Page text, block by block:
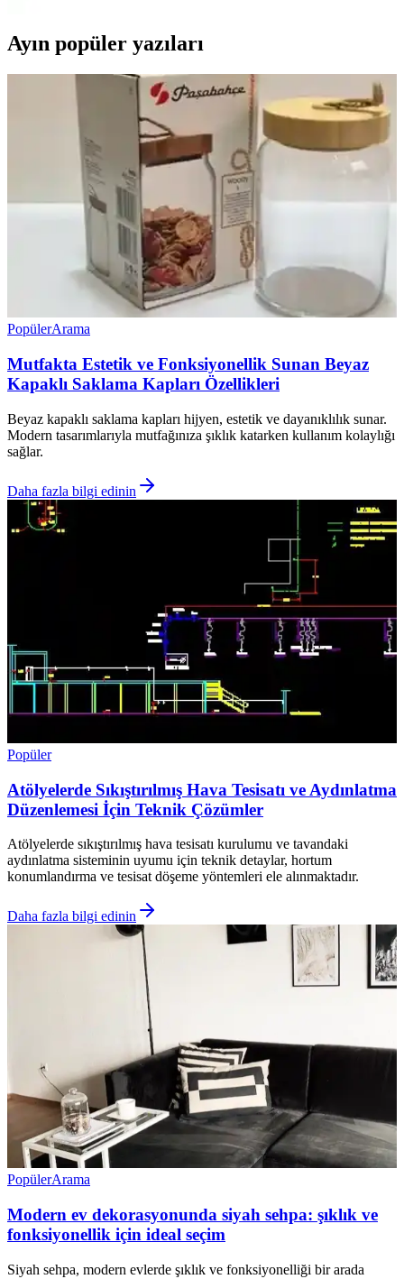
Ayın popüler yazıları
PopülerArama
Mutfakta Estetik ve Fonksiyonellik Sunan Beyaz
Kapaklı Saklama Kapları Özellikleri
Beyaz kapaklı saklama kapları hijyen, estetik ve dayanıklılık sunar.
Modern tasarımlarıyla mutfağınıza şıklık katarken kullanım kolaylığı
sağlar.
Daha fazla bilgi edinin
Popüler
Atölyelerde Sıkıştırılmış Hava Tesisatı ve Aydınlatma
Düzenlemesi İçin Teknik Çözümler
Atölyelerde sıkıştırılmış hava tesisatı kurulumu ve tavandaki
aydınlatma sisteminin uyumu için teknik detaylar, hortum
konumlandırma ve tesisat döşeme yöntemleri ele alınmaktadır.
Daha fazla bilgi edinin
PopülerArama
Modern ev dekorasyonunda siyah sehpa: şıklık ve
fonksiyonellik için ideal seçim
Siyah sehpa, modern evlerde şıklık ve fonksiyonelliği bir arada